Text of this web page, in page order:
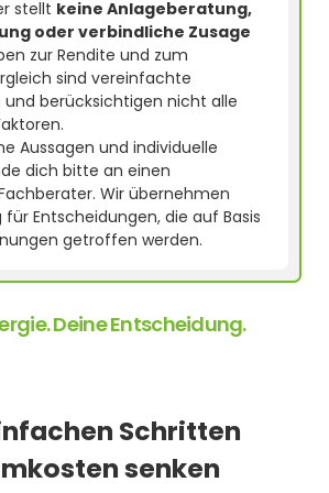
stellt keine Anlageberatung,
oder verbindliche Zusage
zur Rendite und zum
sind vereinfachte
und berücksichtigen nicht alle
Aussagen und individuelle
dich bitte an einen
Wir übernehmen
Entscheidungen, die auf Basis
getroffen werden.
Deine Entscheidung.
Schritten
senken